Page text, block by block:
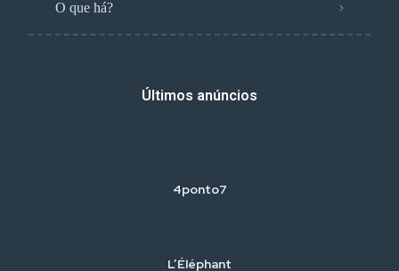
O que há?
Últimos anúncios
4ponto7
L’Éléphant